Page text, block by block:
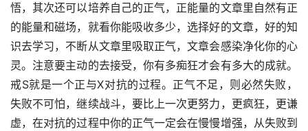
悟，其次还可以培养自己的正气，正能量的文章里自然有正
的能量和磁场，就看你能吸收多少，选择好的文章，好的知
识去学习，不断从文章里吸取正气，文章会感染净化你的心
灵。注意要主动的去接受，你有多痴狂才会有多大的成就。
戒S就是一个正与X对抗的过程。正气不足，则必然失败，
失败不可怕，继续战斗，要比上一次更努力，更疯狂，更谦
虚，在对抗的过程中你的正气一定会在慢慢增强，从失败到